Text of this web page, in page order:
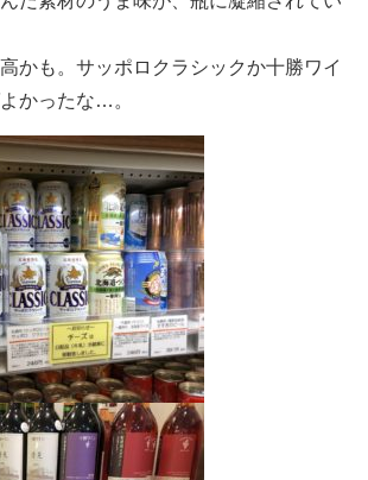
かも。サッポロクラシックか十勝ワイ
かったな…。